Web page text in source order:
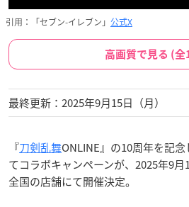
引用：「セブン-イレブン」 公式X
高画質で見る (全
最終更新：2025年9月15日（月）
『刀剣乱舞ONLINE』の10周年を記
てコラボキャンペーンが、2025年9月
全国の店舗にて開催決定。